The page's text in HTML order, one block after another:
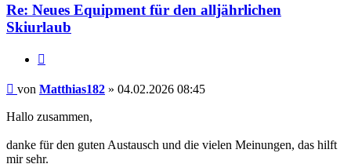
Re: Neues Equipment für den alljährlichen
Skiurlaub
Beitrag
von Matthias182 » 04.02.2026 08:45
Hallo zusammen,
danke für den guten Austausch und die vielen Meinungen, das hilft
mir sehr.